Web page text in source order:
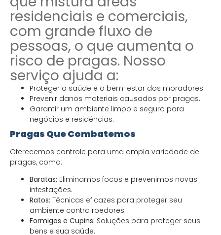
residenciais e comerciais,
com grande fluxo de
pessoas, o que aumenta o
risco de pragas. Nosso
serviço ajuda a:
Proteger a saúde e o bem-estar dos moradores.
Prevenir danos materiais causados por pragas.
Garantir um ambiente limpo e seguro para
negócios e residências.
Pragas Que Combatemos
Oferecemos controle para uma ampla variedade de
pragas, como:
Baratas: Eliminamos focos e prevenimos novas
infestações.
Ratos: Técnicas eficazes para proteger seu
ambiente contra roedores.
Formigas e Cupins: Soluções para proteger seus
bens e sua saúde.